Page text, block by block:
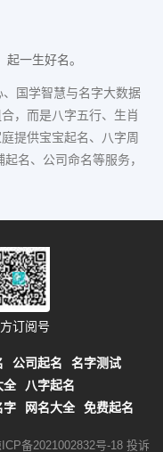
一生好名。
国学智慧与名字大数据
，而是八字五行、生肖
提供宝宝起名、八字周
名、公司命名等服务，
订阅号
公司起名
名字测试
全
八字起名
字 网名大全 免费起名
备2021002832号-18 投诉